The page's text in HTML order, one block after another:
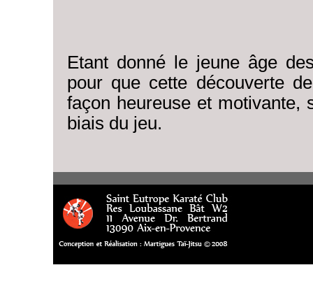
Etant donné le jeune âge
pour que cette découverte
façon heureuse et motivante,
biais du jeu.